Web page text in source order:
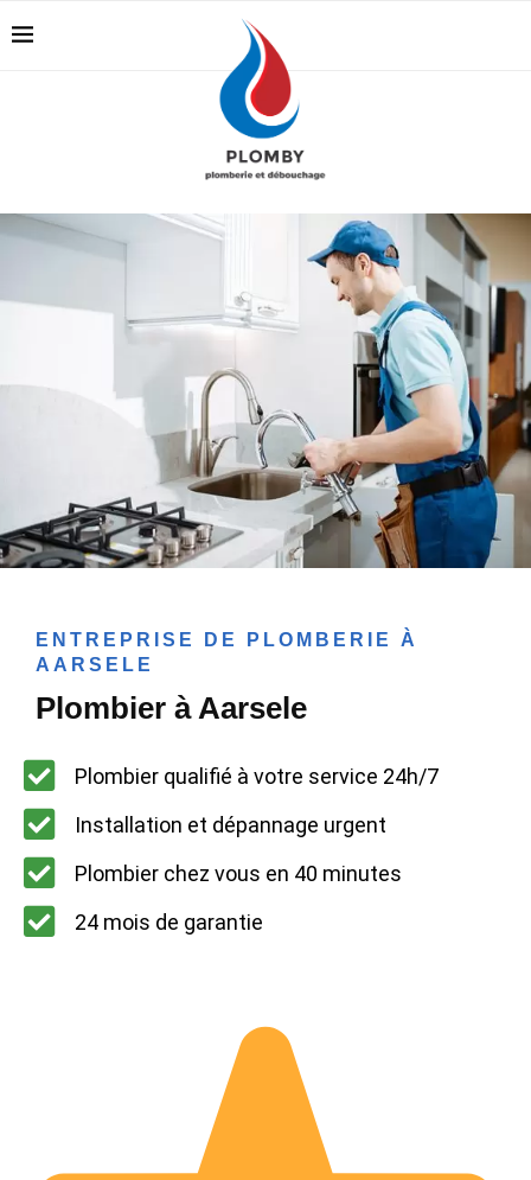
ENTREPRISE DE PLOMBERIE À
AARSELE
Plombier à Aarsele
Plombier qualifié à votre service 24h/7
Installation et dépannage urgent
Plombier chez vous en 40 minutes
24 mois de garantie